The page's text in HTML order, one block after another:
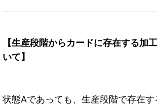
【生産段階からカードに存在する加
いて】
状態Aであっても、生産段階で存在す